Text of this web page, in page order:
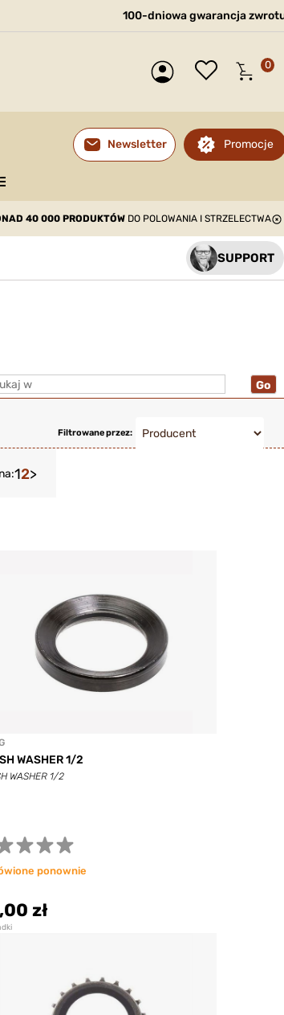
100-dniowa gwarancja
0
Newsletter Promocje
40 000 PRODUKTÓW DO POLOWANIA I STRZELECTWA
SUPPORT
Filtrowane przez:
12>
WASHER 1/2
WASHER 1/2
ponownie
zł